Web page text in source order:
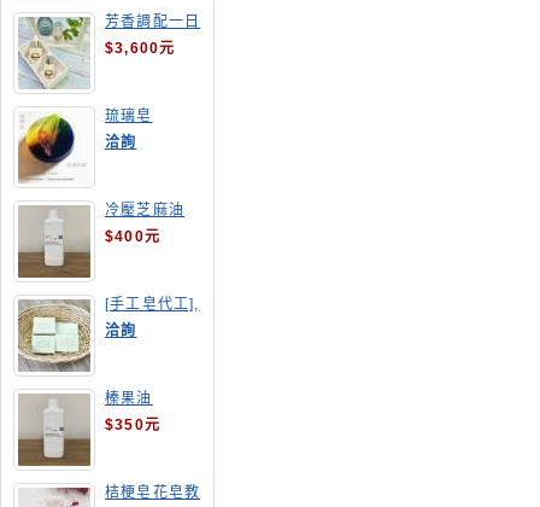
芳香調配一日
班
$3,600元
琉璃皂
洽詢
冷壓芝麻油
$400元
[手工皂代工],
酪梨手工皂
洽詢
榛果油
$350元
桔梗皂花皂教